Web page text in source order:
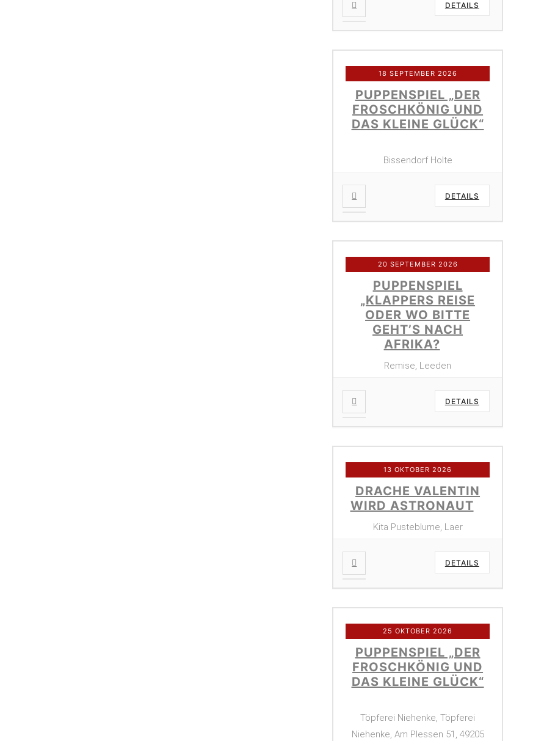
DETAILS
18 SEPTEMBER 2026
PUPPENSPIEL „DER
FROSCHKÖNIG UND
DAS KLEINE GLÜCK“
Bissendorf Holte
DETAILS
20 SEPTEMBER 2026
PUPPENSPIEL
„KLAPPERS REISE
ODER WO BITTE
GEHT’S NACH
AFRIKA?
Remise, Leeden
DETAILS
13 OKTOBER 2026
DRACHE VALENTIN
WIRD ASTRONAUT
Kita Pusteblume, Laer
DETAILS
25 OKTOBER 2026
PUPPENSPIEL „DER
FROSCHKÖNIG UND
DAS KLEINE GLÜCK“
Töpferei Niehenke, Töpferei
Niehenke, Am Plessen 51, 49205